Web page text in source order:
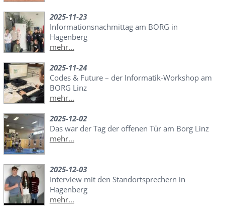
2025-11-23
Informationsnachmittag am BORG in
Hagenberg
mehr...
2025-11-24
Codes & Future – der Informatik-Workshop am
BORG Linz
mehr...
2025-12-02
Das war der Tag der offenen Tür am Borg Linz
mehr...
2025-12-03
Interview mit den Standortsprechern in
Hagenberg
mehr...